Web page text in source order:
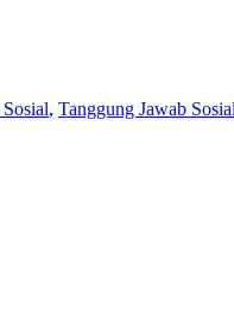
, Tanggung Jawab